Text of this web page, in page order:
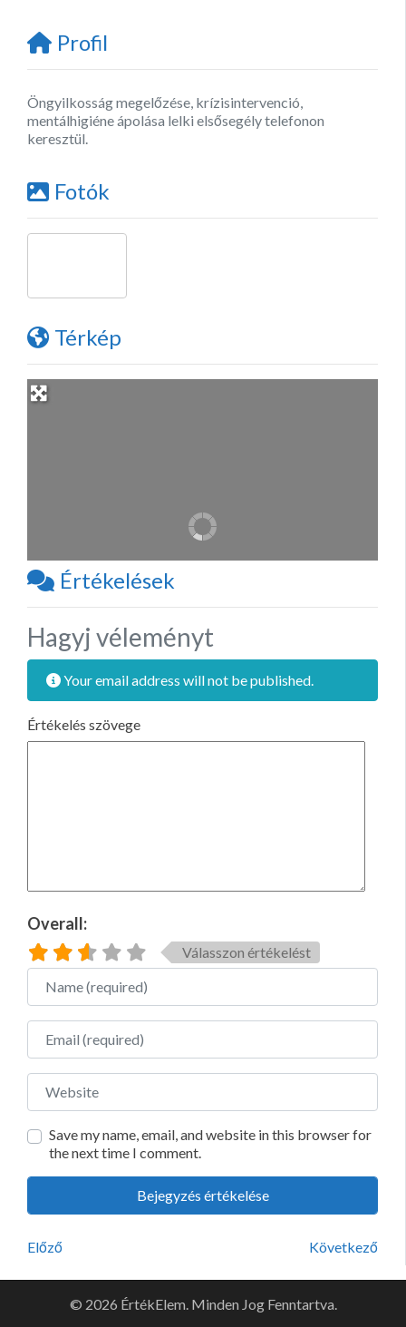
Profil
Öngyilkosság megelőzése, krízisintervenció,
mentálhigiéne ápolása lelki elsősegély telefonon
keresztül.
Fotók
Térkép
Értékelések
Hagyj véleményt
Your email address will not be published.
Értékelés szövege
Overall:
Válasszon értékelést
Name
Email
Website
Save my name, email, and website in this browser for
the next time I comment.
Előző Következő
© 2026 ÉrtékElem. Minden Jog Fenntartva.